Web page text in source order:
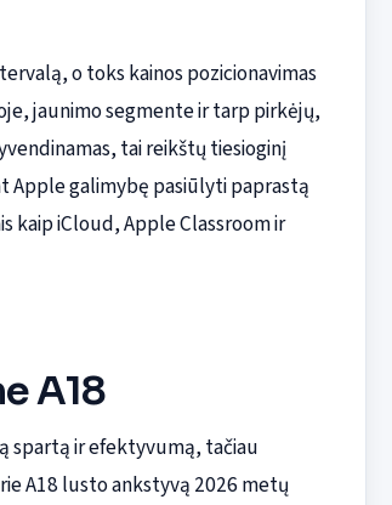
o toks kainos pozicionavimas
jaunimo segmente ir tarp pirkėjų,
tai reikštų tiesioginį
Apple galimybę pasiūlyti paprastą
kaip iCloud, Apple Classroom ir
A18
spartą ir efektyvumą, tačiau
A18 lusto ankstyvą 2026 metų